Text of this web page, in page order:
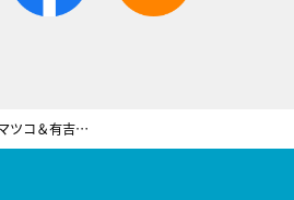
マツコ＆有吉は、エビだけ！「トムヤムクンの具材はどこまで食べる？」を議論